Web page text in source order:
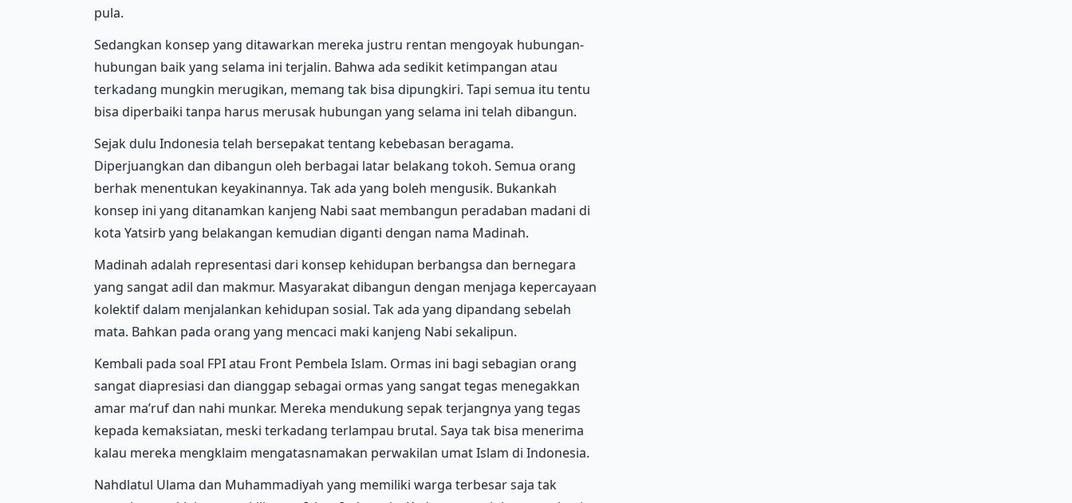
pula.
Sedangkan konsep yang ditawarkan mereka justru rentan mengoyak hubungan-
hubungan baik yang selama ini terjalin. Bahwa ada sedikit ketimpangan atau
terkadang mungkin merugikan, memang tak bisa dipungkiri. Tapi semua itu tentu
bisa diperbaiki tanpa harus merusak hubungan yang selama ini telah dibangun.
Sejak dulu Indonesia telah bersepakat tentang kebebasan beragama.
Diperjuangkan dan dibangun oleh berbagai latar belakang tokoh. Semua orang
berhak menentukan keyakinannya. Tak ada yang boleh mengusik. Bukankah
konsep ini yang ditanamkan kanjeng Nabi saat membangun peradaban madani di
kota Yatsirb yang belakangan kemudian diganti dengan nama Madinah.
Madinah adalah representasi dari konsep kehidupan berbangsa dan bernegara
yang sangat adil dan makmur. Masyarakat dibangun dengan menjaga kepercayaan
kolektif dalam menjalankan kehidupan sosial. Tak ada yang dipandang sebelah
mata. Bahkan pada orang yang mencaci maki kanjeng Nabi sekalipun.
Kembali pada soal FPI atau Front Pembela Islam. Ormas ini bagi sebagian orang
sangat diapresiasi dan dianggap sebagai ormas yang sangat tegas menegakkan
amar ma’ruf dan nahi munkar. Mereka mendukung sepak terjangnya yang tegas
kepada kemaksiatan, meski terkadang terlampau brutal. Saya tak bisa menerima
kalau mereka mengklaim mengatasnamakan perwakilan umat Islam di Indonesia.
Nahdlatul Ulama dan Muhammadiyah yang memiliki warga terbesar saja tak